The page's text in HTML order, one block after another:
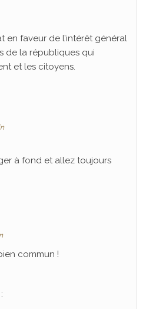
en faveur de l’intérêt général
de la républiques qui
et les citoyens.
à fond et allez toujours
commun !